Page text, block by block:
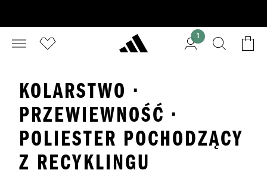
1
KOLARSTWO ·
PRZEWIEWNOŚĆ ·
POLIESTER POCHODZĄCY
Z RECYKLINGU